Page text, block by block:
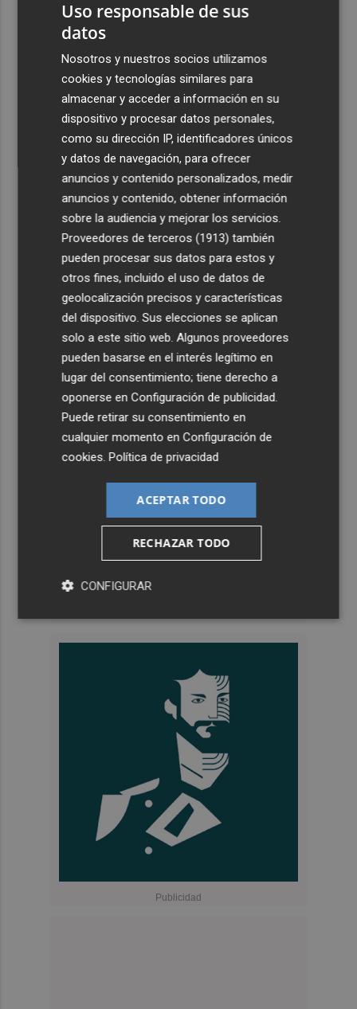
Uso responsable de sus
datos
Nosotros y nuestros socios utilizamos
cookies y tecnologías similares para
almacenar y acceder a información en su
dispositivo y procesar datos personales,
como su dirección IP, identificadores únicos
y datos de navegación, para ofrecer
anuncios y contenido personalizados, medir
anuncios y contenido, obtener información
sobre la audiencia y mejorar los servicios.
Proveedores de terceros (1913) también
pueden procesar sus datos para estos y
otros fines, incluido el uso de datos de
geolocalización precisos y características
del dispositivo. Sus elecciones se aplican
solo a este sitio web. Algunos proveedores
pueden basarse en el interés legítimo en
lugar del consentimiento; tiene derecho a
oponerse enConfiguración de publicidad.
Puede retirar su consentimiento en
cualquier momento enConfiguración de
cookies.Política de privacidad
ACEPTAR TODO
RECHAZAR TODO
CONFIGURAR